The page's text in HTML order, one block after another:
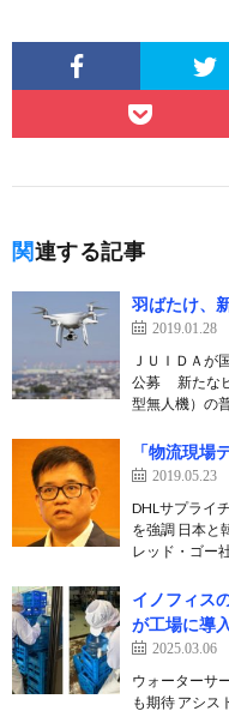
関連する記事
羽ばたけ、
2019.01.28
ＪＵＩＤＡが
公募 新たな
型無人機）の
「物流現場
2019.05.23
DHLサプライ
を強調 日本と
レッド・ゴー
イノフィス
が工場に導入
2025.03.06
ウォーターサ
も期待 アシス